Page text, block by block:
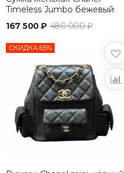
Timeless Jumbo бежевый
167 500 ₽ 480 000 ₽
СКИДКА 65%